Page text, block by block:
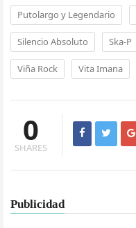
Putolargo y Legendario
Silencio Absoluto Ska-P
Viña Rock Vita Imana
0
SHARES
Publicidad